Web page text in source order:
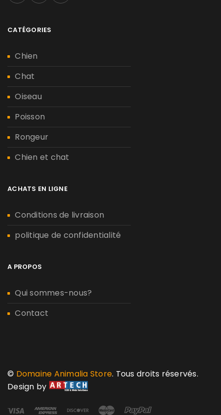
CATÉGORIES
Chien
Chat
Oiseau
Poisson
Rongeur
Chien et chat
ACHATS EN LIGNE
Conditions de livraison
politique de confidentialité
A PROPOS
Qui sommes-nous?
Contact
© Domaine Animalia Store. Tous droits réservés.
Design by